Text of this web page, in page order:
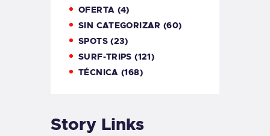
OFERTA (4)
SIN CATEGORIZAR (60)
SPOTS(23)
SURF-TRIPS (121)
TÉCNICA (168)
Story Links